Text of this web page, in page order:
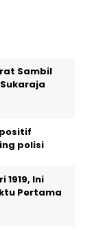
Sambil
polisi
Ini
Pertama